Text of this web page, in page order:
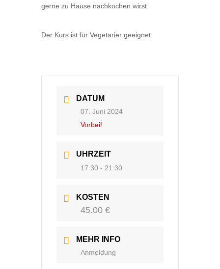
gerne zu Hause nachkochen wirst.
Der Kurs ist für Vegetarier geeignet.
DATUM
07. Juni 2024
Vorbei!
UHRZEIT
17:30 - 21:30
KOSTEN
45.00 €
MEHR INFO
Anmeldung